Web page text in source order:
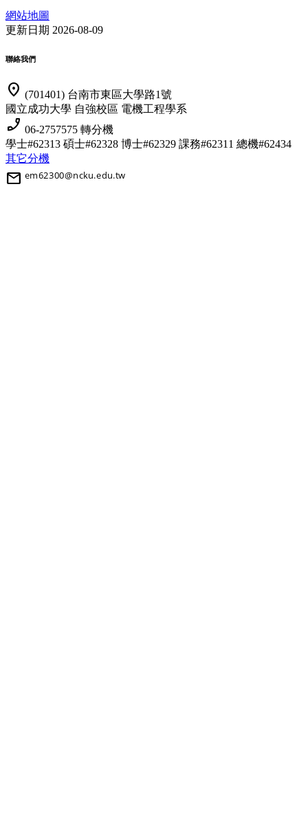
網站地圖
更新日期 2026-08-09
聯絡我們
location_on (701401) 台南市東區大學路1號
國立成功大學 自強校區 電機工程學系
phone_enabled 06-2757575 轉分機
學士#62313 碩士#62328 博士#62329 課務#62311 總機#62434
其它分機
mail